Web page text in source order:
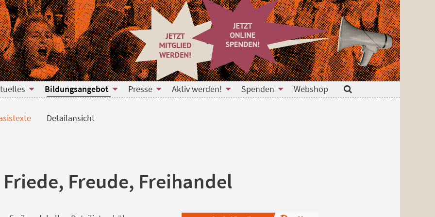
Bildungsangebot Presse Aktiv werden! Spenden Webshop
Detailansicht
Freude, Freihandel